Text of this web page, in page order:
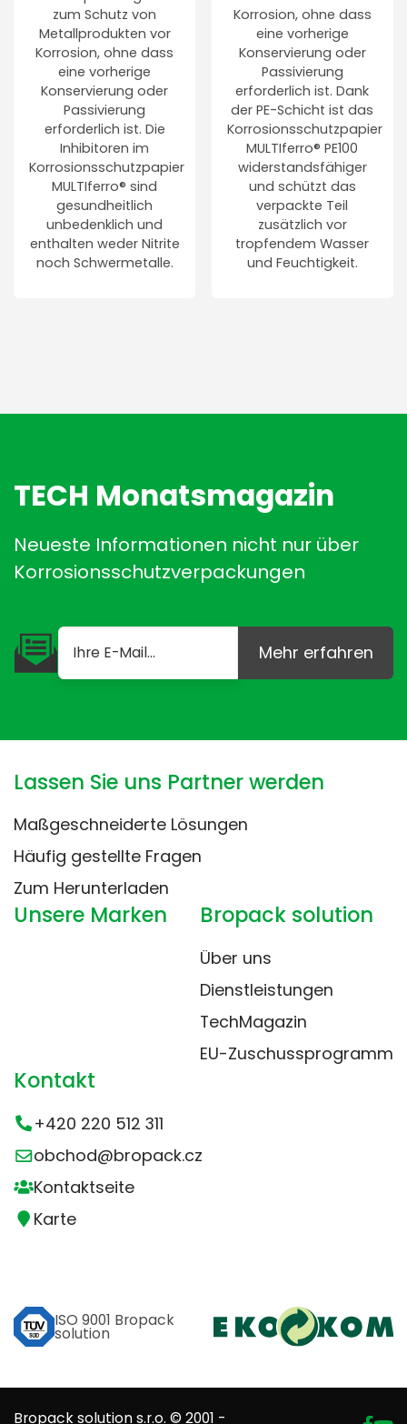
zum Schutz von
Metallprodukten vor
Korrosion, ohne dass
eine vorherige
Konservierung oder
Passivierung
erforderlich ist. Die
Inhibitoren im
Korrosionsschutzpapier
MULTIferro® sind
gesundheitlich
unbedenklich und
enthalten weder Nitrite
noch Schwermetalle.
Korrosion, ohne dass
eine vorherige
Konservierung oder
Passivierung
erforderlich ist. Dank
der PE-Schicht ist das
Korrosionsschutzpapier
MULTIferro® PE100
widerstandsfähiger
und schützt das
verpackte Teil
zusätzlich vor
tropfendem Wasser
und Feuchtigkeit.
TECH Monatsmagazin
Neueste Informationen nicht nur über
Korrosionsschutzverpackungen
Mehr erfahren
Lassen Sie uns Partner werden
Maßgeschneiderte Lösungen
Häufig gestellte Fragen
Zum Herunterladen
Unsere Marken Bropack solution
Über uns
Dienstleistungen
TechMagazin
EU-Zuschussprogramm
Kontakt
+420 220 512 311
obchod@bropack.cz
Kontaktseite
Karte
ISO 9001 Bropack
solution
Bropack solution s.r.o. © 2001 -